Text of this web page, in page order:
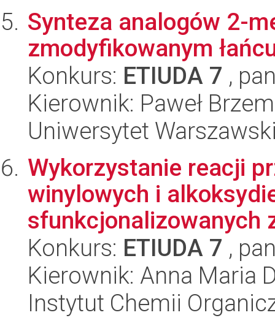
Synteza analogów 2-
zmodyfikowanym
Konkurs: ETIUDA 7 ,
Kierownik: Paweł
Uniwersytet
Wykorzystanie reacji
winylowych i
sfunkcjonalizowanych
Konkurs: ETIUDA 7 ,
Kierownik: Anna Maria
Instytut Chemii